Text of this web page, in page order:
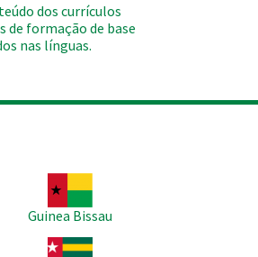
dos currículos
de formação de base
nas línguas.
Guinea Bissau
Imagem